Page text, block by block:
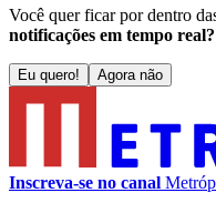
Você quer ficar por dentro
notificações em tempo real?
Eu quero! Agora não
Inscreva-se no canal